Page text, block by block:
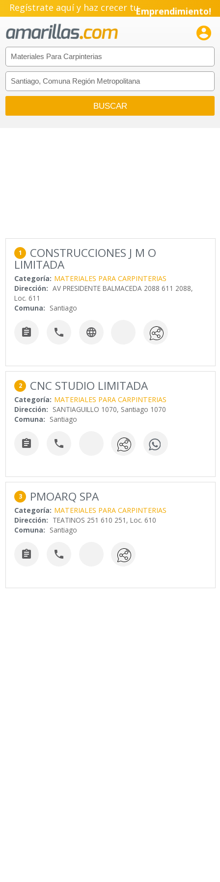
Regístrate aquí y haz crecer tuEmprendimiento!

1 CONSTRUCCIONES J M O
LIMITADA
Categoría: MATERIALES PARA CARPINTERIAS
Dirección: AV PRESIDENTE BALMACEDA 2088 611 2088,
Loc. 611
Comuna: Santiago
  
2 CNC STUDIO LIMITADA
Categoría: MATERIALES PARA CARPINTERIAS
Dirección: SANTIAGUILLO 1070, Santiago 1070
Comuna: Santiago
 
3 PMOARQ SPA
Categoría: MATERIALES PARA CARPINTERIAS
Dirección: TEATINOS 251 610 251, Loc. 610
Comuna: Santiago
 